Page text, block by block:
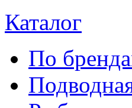
Каталог
По